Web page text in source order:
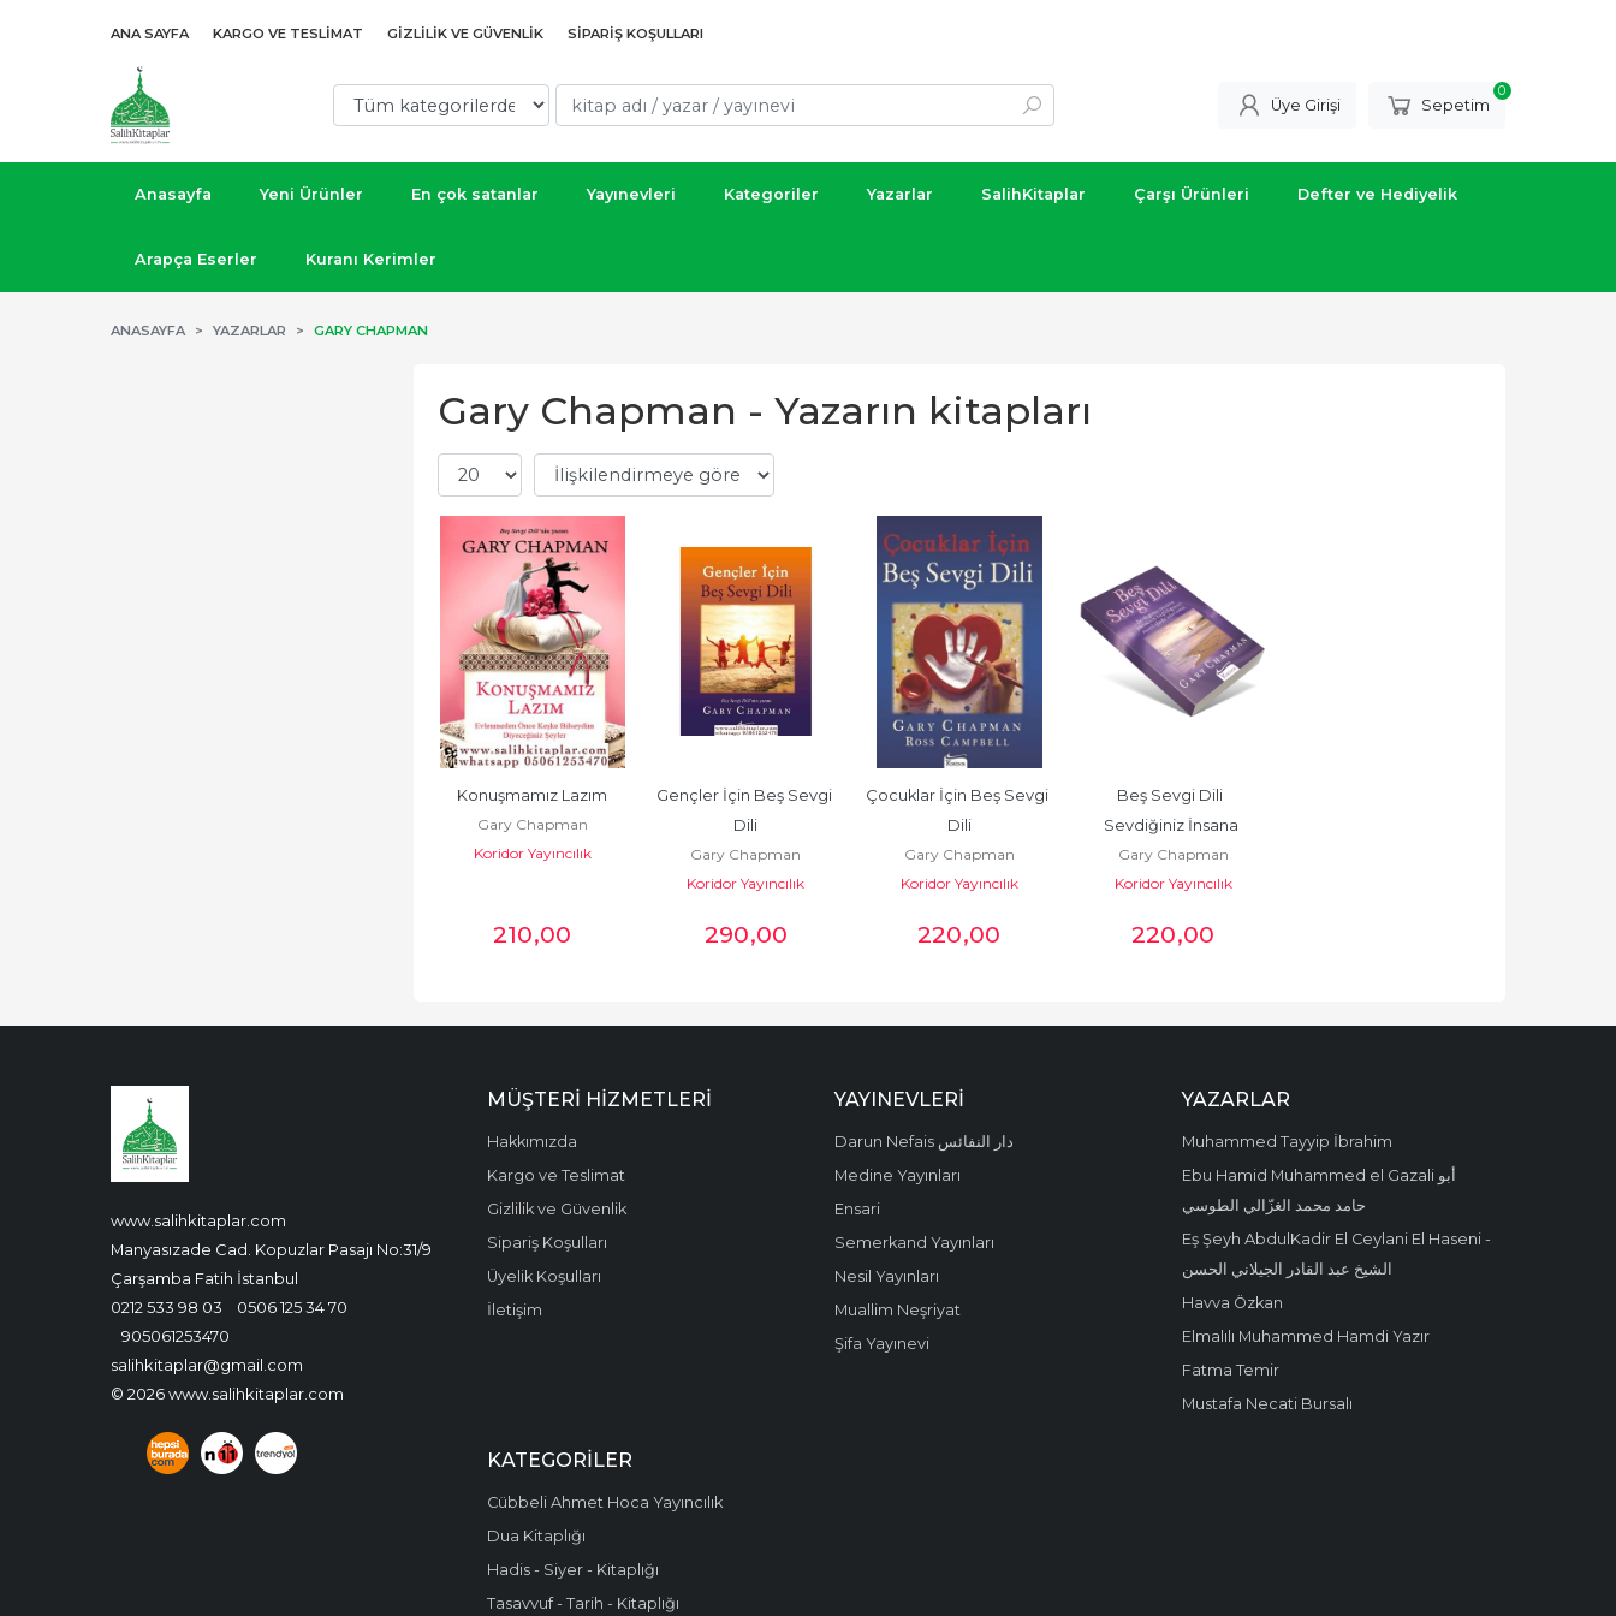
ANA SAYFA KARGO VE TESLIMAT GIZLILIK VE GÜVENLIK SIPARIŞ KOŞULLARI
Üye Girişi Sepetim
0
Anasayfa Yeni Ürünler En çok satanlar Yayınevleri Kategoriler Yazarlar SalihKitaplar Çarşı Ürünleri Defter ve Hediyelik
Arapça Eserler Kuranı Kerimler
ANASAYFA YAZARLAR GARY CHAPMAN
Gary Chapman - Yazarın kitapları
Konuşmamız Lazım
Gary Chapman
Koridor Yayıncılık
210,00
Gençler İçin Beş Sevgi
Dili
Gary Chapman
Koridor Yayıncılık
290,00
Çocuklar İçin Beş Sevgi
Dili
Gary Chapman
Koridor Yayıncılık
220,00
Beş Sevgi Dili
Sevdiğiniz İnsana
Yürekten Bağlılığınızı
Nasıl İfade...
Gary Chapman
Koridor Yayıncılık
220,00
www.salihkitaplar.com
Manyasızade Cad. Kopuzlar Pasajı No:31/9
Çarşamba Fatih İstanbul
0212 533 98 03
0506 125 34 70
905061253470
salihkitaplar@gmail.com
© 2026 www.salihkitaplar.com
MÜŞTERI HIZMETLERI
Hakkımızda
Kargo ve Teslimat
Gizlilik ve Güvenlik
Sipariş Koşulları
Üyelik Koşulları
İletişim
YAYINEVLERI
Darun Nefais دار النفائس
Medine Yayınları
Ensari
Semerkand Yayınları
Nesil Yayınları
Muallim Neşriyat
Şifa Yayınevi
YAZARLAR
Muhammed Tayyip İbrahim
Ebu Hamid Muhammed el Gazali أبو
حامد محمد الغزّالي الطوسي
Eş Şeyh AbdulKadir El Ceylani El Haseni -
الشيخ عبد القادر الجيلاني الحسن
Havva Özkan
Elmalılı Muhammed Hamdi Yazır
Fatma Temir
Mustafa Necati Bursalı
KATEGORILER
Cübbeli Ahmet Hoca Yayıncılık
Dua Kitaplığı
Hadis - Siyer - Kitaplığı
Tasavvuf - Tarih - Kitaplığı